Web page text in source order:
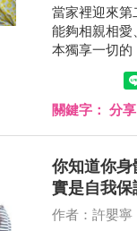
當家裡迎來第
能夠相親相愛
本獨享一切的
活產生了巨
關鍵字： 分享
你知道你
實是自我保
作者：許嬰寧